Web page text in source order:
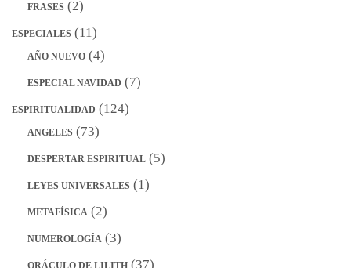
FRASES (2)
ESPECIALES (11)
AÑO NUEVO (4)
ESPECIAL NAVIDAD (7)
ESPIRITUALIDAD (124)
ANGELES (73)
DESPERTAR ESPIRITUAL (5)
LEYES UNIVERSALES (1)
METAFÍSICA (2)
NUMEROLOGÍA (3)
ORÁCULO DE LILITH (37)